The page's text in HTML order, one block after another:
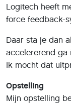
Logitech heeft
force feedback-
Daar sta je dan
accelererend ga
Ik mocht dat
Opstelling
Mijn opstelling